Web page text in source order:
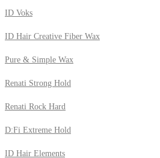
ID Voks
ID Hair Creative Fiber Wax
Pure & Simple Wax
Renati Strong Hold
Renati Rock Hard
D:Fi Extreme Hold
ID Hair Elements